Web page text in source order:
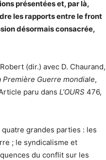
présentées et, par là,
les rapports entre le front
désormais consacrée,
(dir.) avec D. Chaurand,
Première Guerre mondiale,
paru dans L’OURS 476,
grandes parties : les
; le syndicalisme et
du conflit sur les